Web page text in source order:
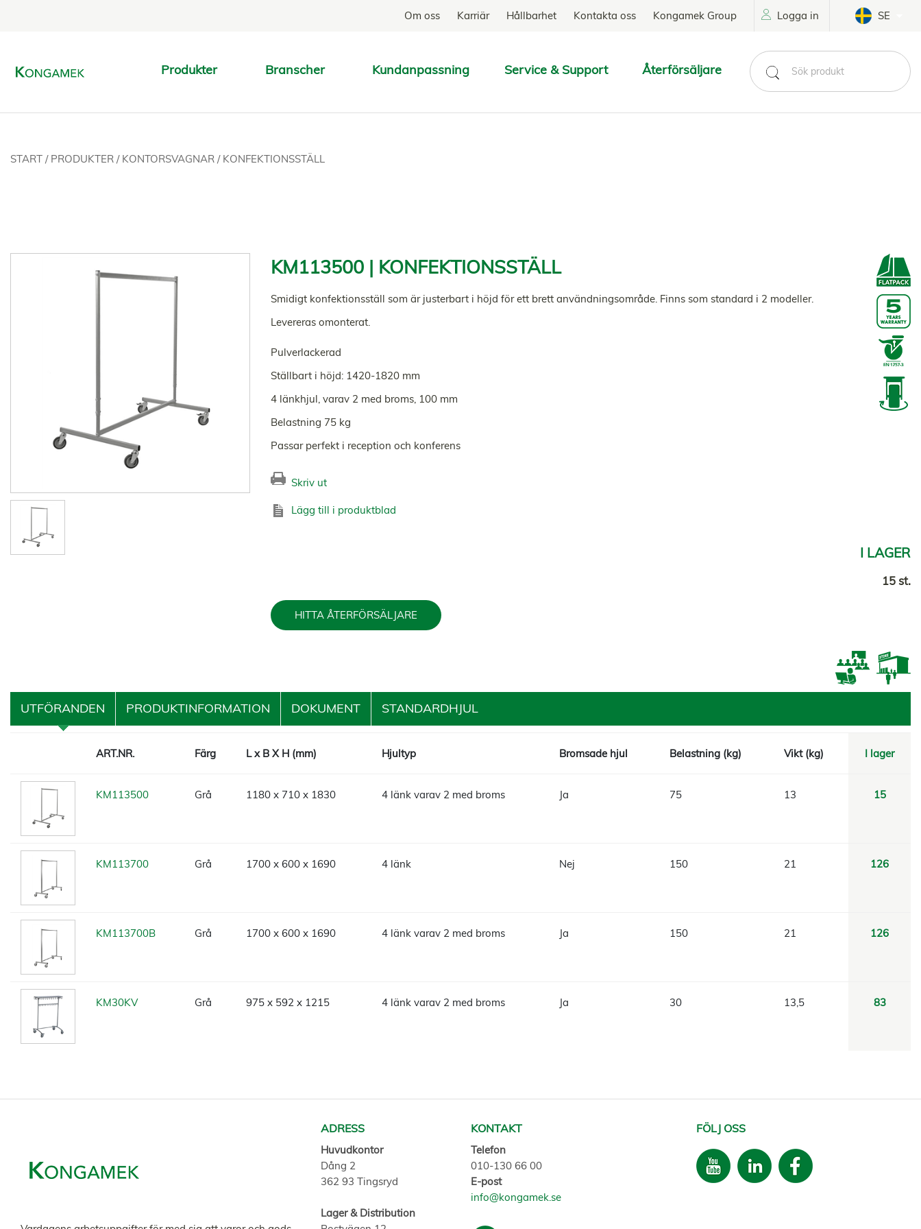
Om oss Karriär Hållbarhet Kontakta oss Kongamek Group Logga in SE
Produkter Branscher Kundanpassning Service & Support Återförsäljare
SÖK
START / PRODUKTER / KONTORSVAGNAR / KONFEKTIONSSTÄLL
KM113500 | KONFEKTIONSSTÄLL
Smidigt konfektionsställ som är justerbart i höjd för ett brett användningsområde. Finns som standard i 2 modeller.
Levereras omonterat.
Pulverlackerad
Ställbart i höjd: 1420-1820 mm
4 länkhjul, varav 2 med broms, 100 mm
Belastning 75 kg
Passar perfekt i reception och konferens
Skriv ut
Lägg till i produktblad
I LAGER
15 st.
HITTA ÅTERFÖRSÄLJARE
UTFÖRANDEN PRODUKTINFORMATION DOKUMENT STANDARDHJUL
ART.NR. Färg L x B X H (mm) Hjultyp Bromsade hjul Belastning (kg) Vikt (kg) I lager
KM113500 Grå 1180 x 710 x 1830 4 länk varav 2 med broms Ja 75 13 15
KM113700 Grå 1700 x 600 x 1690 4 länk Nej 150 21 126
KM113700B Grå 1700 x 600 x 1690 4 länk varav 2 med broms Ja 150 21 126
KM30KV Grå 975 x 592 x 1215 4 länk varav 2 med broms Ja 30 13,5 83
ADRESS
Huvudkontor
Dång 2
362 93 Tingsryd
Lager & Distribution
KONTAKT
Telefon
010-130 66 00
E-post
info@kongamek.se
FÖLJ OSS